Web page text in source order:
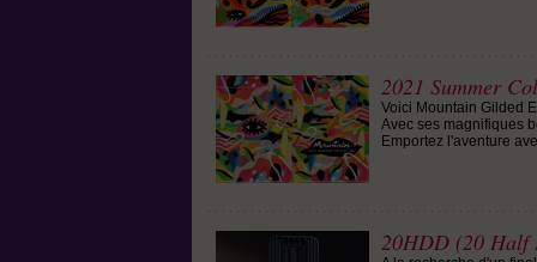
2021 Summer
Voici Mountain Gilded
Avec ses magnifiques
Emportez l'aventure
20HDD (20